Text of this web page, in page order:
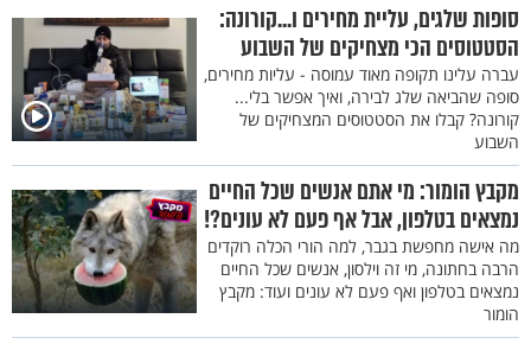
סופות שלגים, עליית מחירים ו...קורונה:
הסטטוסים הכי מצחיקים של השבוע
עברה עלינו תקופה מאוד עמוסה - עליות מחירים,
סופה שהביאה שלג לבירה, ואיך אפשר בלי...
קורונה? קבלו את הסטטוסים המצחיקים של
השבוע
מקבץ הומור: מי אתם אנשים שכל החיים
נמצאים בטלפון, אבל אף פעם לא עונים?!
מה אישה מחפשת בגבר, למה הורי הכלה רוקדים
הרבה בחתונה, מי זה וילסון, אנשים שכל החיים
נמצאים בטלפון ואף פעם לא עונים ועוד: מקבץ
הומור